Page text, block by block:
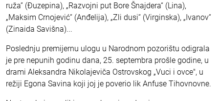
ruža” (Đuzepina), „Razvojni put Bore Šnajdera“ (Lina),
„Maksim Crnojević“ (Anđelija), „Zli dusi“ (Virginska), „Ivanov“
(Zinaida Savišna)...
Poslednju premijernu ulogu u Narodnom pozorištu odigrala
je pre nepunih godinu dana, 25. septembra prošle godine, u
drami Aleksandra Nikolajeviča Ostrovskog „Vuci i ovce", u
režiji Egona Savina koji joj je poverio lik Anfuse Tihovnovne.